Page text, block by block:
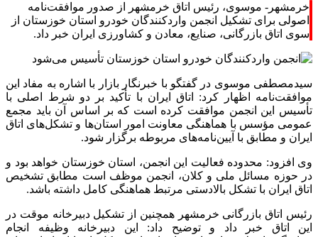
خرمشهر- موسوی، رئیس اتاق خرمشهر از صدور موافقت‌نامه
اصولی برای تشکیل انجمن واردکنندگان خودرو استان خوزستان از
سوی اتاق بازرگانی، صنایع، معادن و کشاورزی ایران خبر داد.
سیدمصطفی موسوی در گفتگو با خبرنگار بازار با اشاره به مفاد این
موافقت‌نامه اظهار کرد: اتاق ایران با تأکید بر دو شرط اصلی با
تأسیس این انجمن موافقت کرده است که بر اساس آن باید مجمع
عمومی مؤسس با هماهنگی معاونت امور استان‌ها و تشکل‌های اتاق
ایران و مطابق با آیین‌نامه‌های مربوطه برگزار شود.
وی افزود: محدوده فعالیت این انجمن، استان خوزستان خواهد بود و
در حوزه مسائل ملی و کلان، انجمن موظف است مطابق تشخیص
اتاق ایران با تشکل بالادستی مرتبط هماهنگی کامل داشته باشد.
رئیس اتاق بازرگانی خرمشهر همچنین از تشکیل دبیرخانه موقت در
این اتاق خبر داد و توضیح داد: این دبیرخانه وظیفه انجام